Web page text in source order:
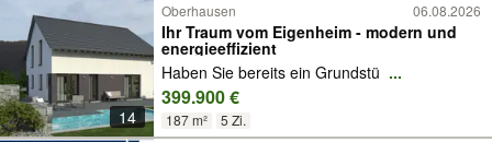
14
Oberhausen 06.08.2026
Ihr Traum vom Eigenheim - modern und
energieeffizient
Haben Sie bereits ein Grundstü ...
399.900 €
187 m² 5 Zi.